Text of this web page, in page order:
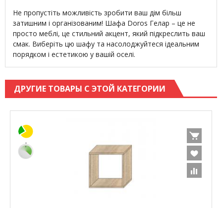
Не пропустіть можливість зробити ваш дім більш
затишним і організованим! Шафа Doros Гелар – це не
просто меблі, це стильний акцент, який підкреслить ваш
смак. Виберіть цю шафу та насолоджуйтеся ідеальним
порядком і естетикою у вашій оселі.
ДРУГИЕ ТОВАРЫ С ЭТОЙ КАТЕГОРИИ